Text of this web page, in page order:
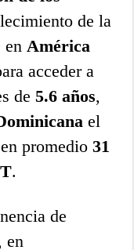
de la
en América
acceder a
de5.6 años,
el
promedio31
.
de
en